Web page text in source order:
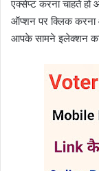
एक्सेप्ट करना चाहते
ऑप्शन पर क्लिक करना
आपके सामने इलेक्शन